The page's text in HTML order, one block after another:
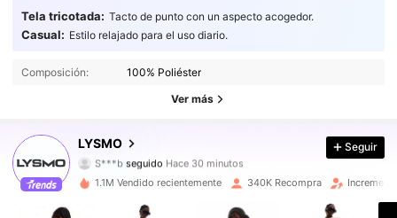
Tela tricotada: Tacto de punto con un aspecto acogedor.
Casual: Estilo relajado para el uso diario.
Composición: 100% Poliéster
Ver más
LYSMO
4.81 800K Seguidores
800K Seguidores
S***b seguido
4.81
800K Seguidores
800K Seguidores
Seguir
1.1M Vendido recientemente 340K Recompra